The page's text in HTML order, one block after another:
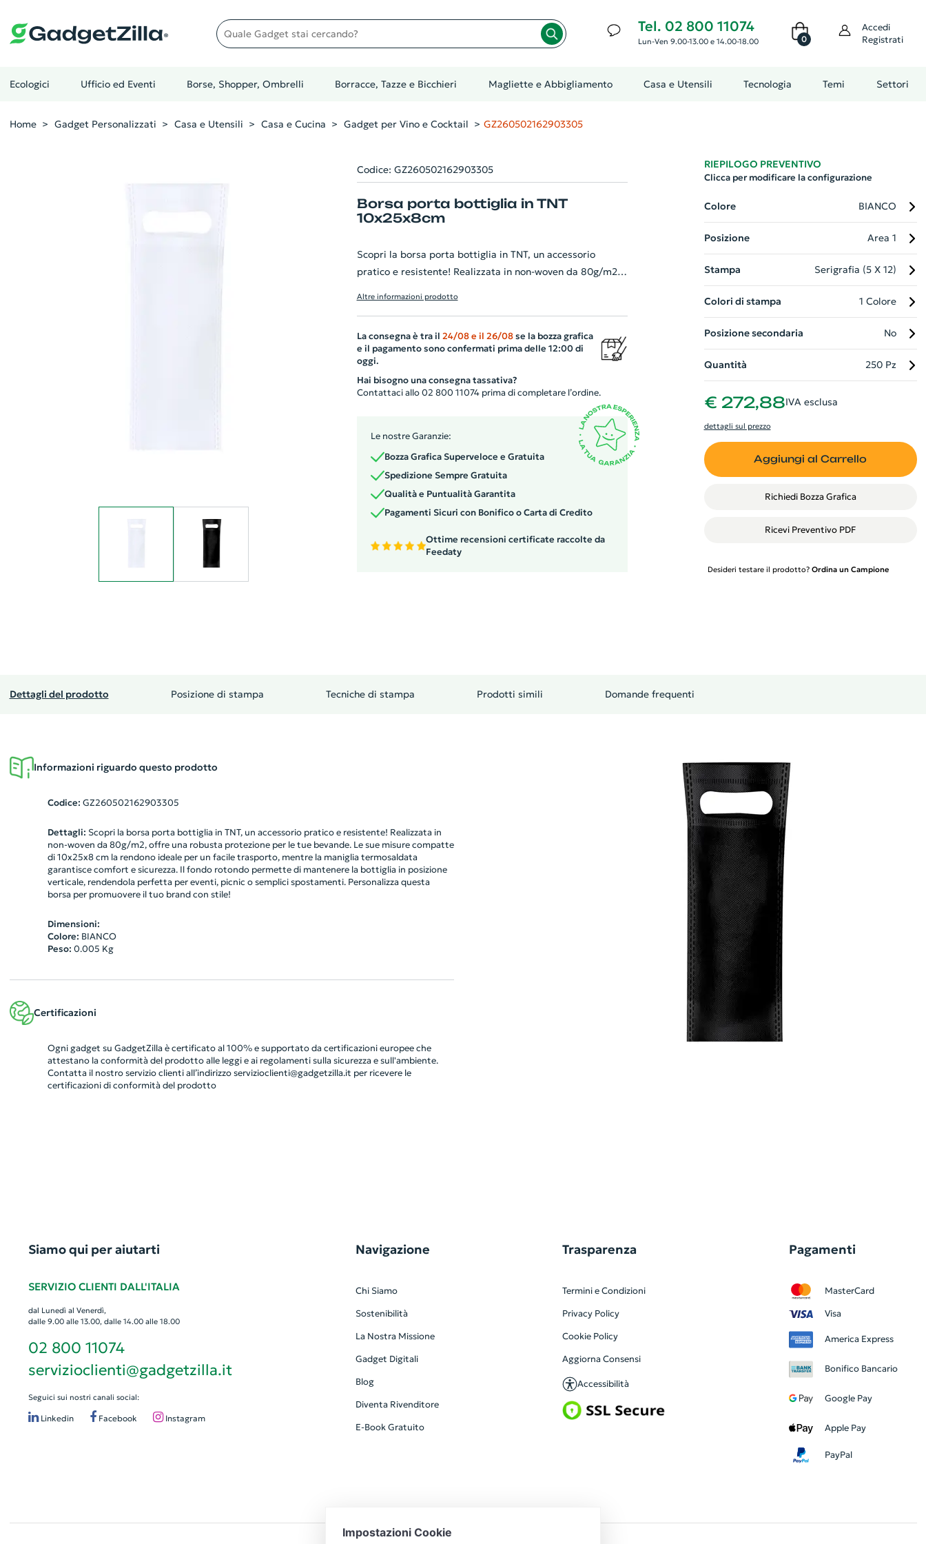
Quale gadget stai cercando? Tel. 02 800 11074
Lun-Ven 9.00-13.00 e 14.00-18.00 0
Accedi
Registrati
Ecologici Ufficio ed Eventi Borse, Shopper, Ombrelli Borracce, Tazze e Bicchieri Magliette e Abbigliamento Casa e Utensili Tecnologia Temi Settori
Home Gadget Personalizzati Casa e Utensili Casa e Cucina Gadget per Vino e Cocktail GZ260502162903305
Codice: GZ260502162903305
Borsa porta bottiglia in TNT
10x25x8cm
Scopri la borsa porta bottiglia in TNT, un accessorio
pratico e resistente! Realizzata in non-woven da 80g/m2,
garantisce comfort e sicurezza. Il fondo rotondo permette
di mantenere la bottiglia in posizione verticale,
rendendola perfetta per eventi, picnic o semplici
spostamenti. Personalizza questa borsa per promuovere il
Altre informazioni prodotto
La consegna è tra il 24/08 e il 26/08se la bozza grafica
e il pagamento sono confermati prima delle 12:00 di
oggi.
Hai bisogno una consegna tassativa?
Contattaci allo 02 800 11074 prima di completare l’ordine.
Le nostre Garanzie:
Bozza Grafica Superveloce e Gratuita
Spedizione Sempre Gratuita
Qualità e Puntualità Garantita
Pagamenti Sicuri con Bonifico o Carta di Credito
Ottime recensioni certificate raccolte da
Feedaty
RIEPILOGO PREVENTIVO
Clicca per modificare la configurazione
Colore BIANCO
Posizione Area 1
Stampa Serigrafia (5 X 12)
Colori di stampa 1 Colore
Posizione secondaria No
Quantità 250 Pz
€ 272,88IVA esclusa
dettagli sul prezzo
Aggiungi al Carrello
Richiedi Bozza Grafica
Ricevi Preventivo PDF
Desideri testare il prodotto? Ordina un Campione
Dettagli del prodotto Posizione di stampa Tecniche di stampa Prodotti simili Domande frequenti
Informazioni riguardo questo prodotto
Codice: GZ260502162903305
Dettagli: Scopri la borsa porta bottiglia in TNT, un accessorio pratico e resistente! Realizzata in
non-woven da 80g/m2, offre una robusta protezione per le tue bevande. Le sue misure compatte
di 10x25x8 cm la rendono ideale per un facile trasporto, mentre la maniglia termosaldata
garantisce comfort e sicurezza. Il fondo rotondo permette di mantenere la bottiglia in posizione
verticale, rendendola perfetta per eventi, picnic o semplici spostamenti. Personalizza questa
borsa per promuovere il tuo brand con stile!
Dimensioni:
Colore: BIANCO
Peso: 0.005 Kg
Certificazioni
Ogni gadget su GadgetZilla è certificato al 100% e supportato da certificazioni europee che
attestano la conformità del prodotto alle leggi e ai regolamenti sulla sicurezza e sull'ambiente.
Contatta il nostro servizio clienti all’indirizzo servizioclienti@gadgetzilla.it per ricevere le
certificazioni di conformità del prodotto
Siamo qui per aiutarti
SERVIZIO CLIENTI DALL'ITALIA
dal Lunedì al Venerdì,
dalle 9.00 alle 13.00, dalle 14.00 alle 18.00
02 800 11074
servizioclienti@gadgetzilla.it
Seguici sui nostri canali social:
Linkedin Facebook Instagram
Navigazione
Chi Siamo
Sostenibilità
La Nostra Missione
Gadget Digitali
Blog
Diventa Rivenditore
E-Book Gratuito
Trasparenza
Termini e Condizioni
Privacy Policy
Cookie Policy
Aggiorna Consensi
Accessibilità
Pagamenti
MasterCard
Visa
America Express
Bonifico Bancario
Google Pay
Apple Pay
PayPal